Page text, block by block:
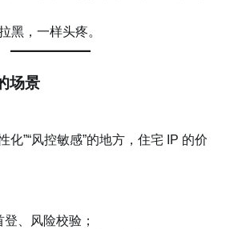
黑，一样头疼。
场景
化”“风控敏感”的地方，住宅 IP 的价
、风险校验；